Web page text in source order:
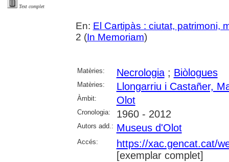
Text complet
En: El Cartipàs : ciutat, patrimoni,
2 (In Memoriam)
Matèries: Necrologia; Biòlogues
Matèries: Llongarriu i Castañer,
Àmbit: Olot
Cronologia: 1960 - 2012
Autors add.: Museus d'Olot
Accés:
https://xac.gencat.cat/
[exemplar complet]